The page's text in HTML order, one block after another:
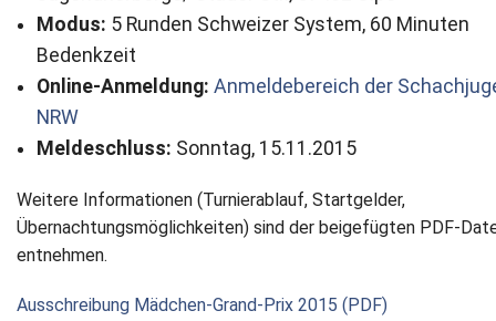
Modus: 5 Runden Schweizer System, 60 Minuten
Bedenkzeit
Online-Anmeldung: Anmeldebereich der
NRW
Meldeschluss: Sonntag, 15.11.2015
Weitere Informationen (Turnierablauf, Startgelder,
Übernachtungsmöglichkeiten) sind der beigefügten PDF-
entnehmen.
Ausschreibung Mädchen-Grand-Prix 2015 (PDF)